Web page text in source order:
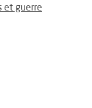
et guerre